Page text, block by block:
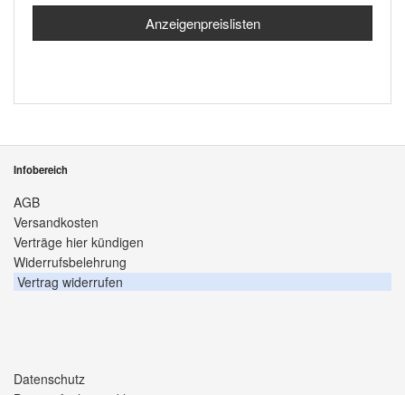
Anzeigenpreislisten
Infobereich
AGB
Versandkosten
Verträge hier kündigen
Widerrufsbelehrung
Vertrag widerrufen
Datenschutz